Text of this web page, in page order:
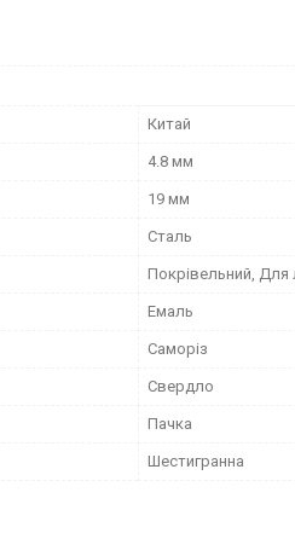
Китай
4.8 мм
19 мм
Сталь
Покрівельний, Для
Емаль
Саморіз
Свердло
Пачка
Шестигранна